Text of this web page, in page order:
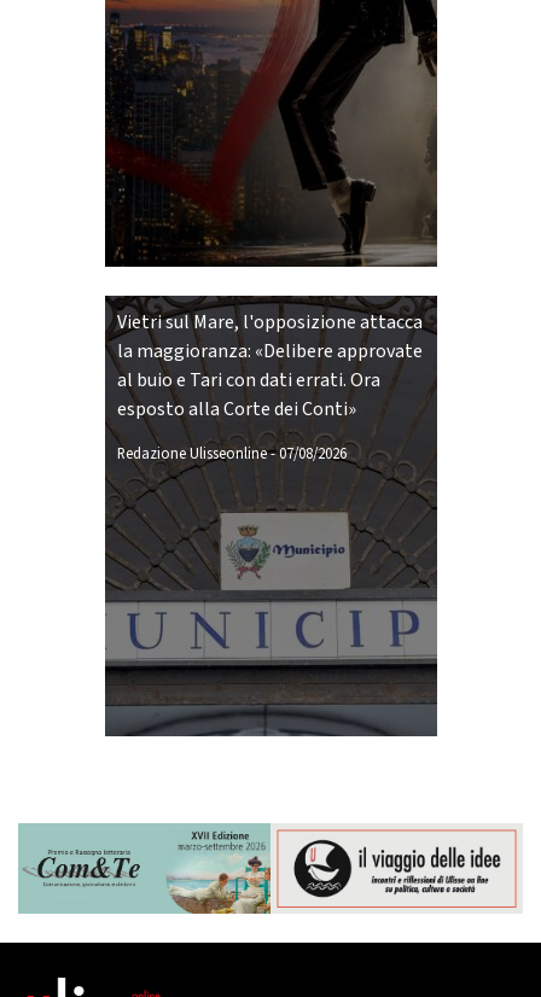
Vietri sul Mare, l'opposizione attacca
la maggioranza: «Delibere approvate
al buio e Tari con dati errati. Ora
esposto alla Corte dei Conti»
Redazione Ulisseonline-07/08/2026